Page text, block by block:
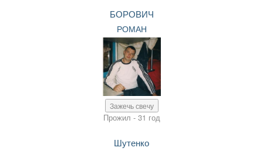
БОРОВИЧ
РОМАН
Зажечь свечу
Прожил - 31 год
Шутенко